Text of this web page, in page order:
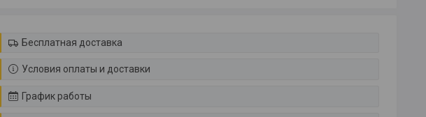
Бесплатная доставка
Условия оплаты и доставки
График работы